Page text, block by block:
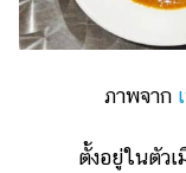
ภาพจาก
ตั้งอยู่ในตัวเมือ